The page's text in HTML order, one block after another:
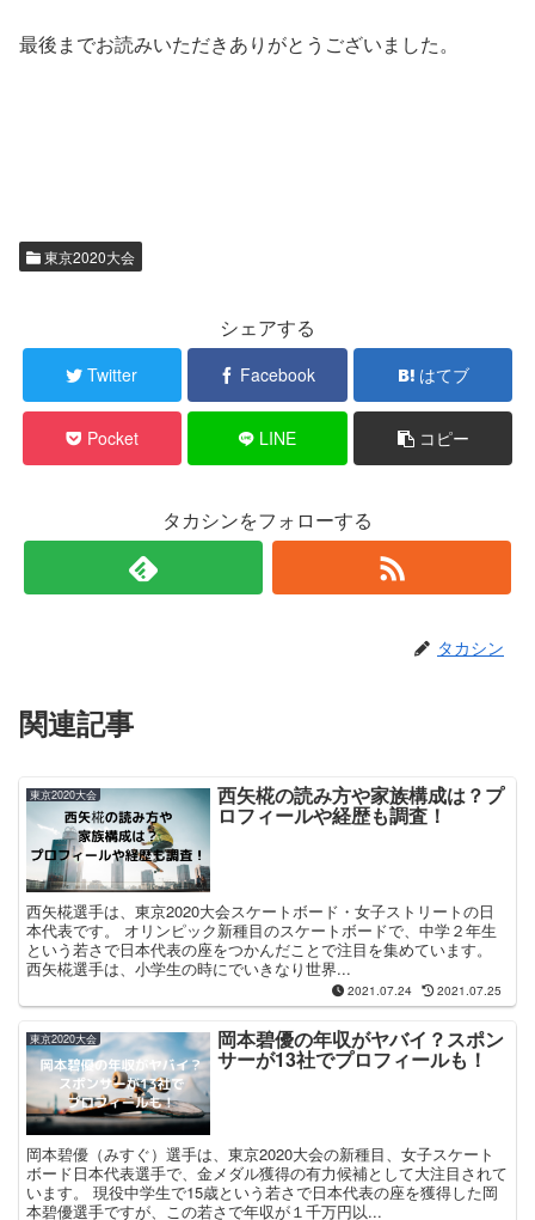
最後までお読みいただきありがとうございました。
東京2020大会
シェアする
Twitter Facebook はてブ
Pocket LINE コピー
タカシンをフォローする
タカシン
関連記事
東京2020大会 西矢椛の読み方や家族構成は？プ
ロフィールや経歴も調査！
西矢椛選手は、東京2020大会スケートボード・女子ストリートの日
本代表です。 オリンピック新種目のスケートボードで、中学２年生
という若さで日本代表の座をつかんだことで注目を集めています。
西矢椛選手は、小学生の時にでいきなり世界...
2021.07.24 2021.07.25
東京2020大会 岡本碧優の年収がヤバイ？スポン
サーが13社でプロフィールも！
岡本碧優（みすぐ）選手は、東京2020大会の新種目、女子スケート
ボード日本代表選手で、金メダル獲得の有力候補として大注目されて
います。 現役中学生で15歳という若さで日本代表の座を獲得した岡
本碧優選手ですが、この若さで年収が１千万円以...